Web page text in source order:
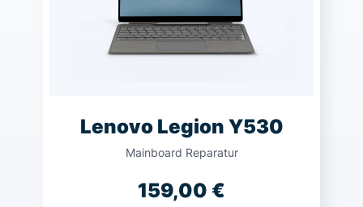
Lenovo Legion Y530
Mainboard Reparatur
159,00 €